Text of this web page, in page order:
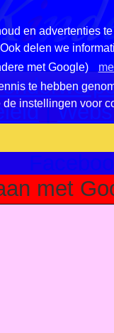
en advertenties
delen we
met Google)
te hebben
de instellingen voor
|
met